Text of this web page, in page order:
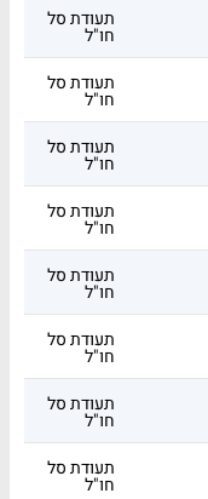
תעודת סל
חו"ל
תעודת סל
חו"ל
תעודת סל
חו"ל
תעודת סל
חו"ל
תעודת סל
חו"ל
תעודת סל
חו"ל
תעודת סל
חו"ל
תעודת סל
חו"ל